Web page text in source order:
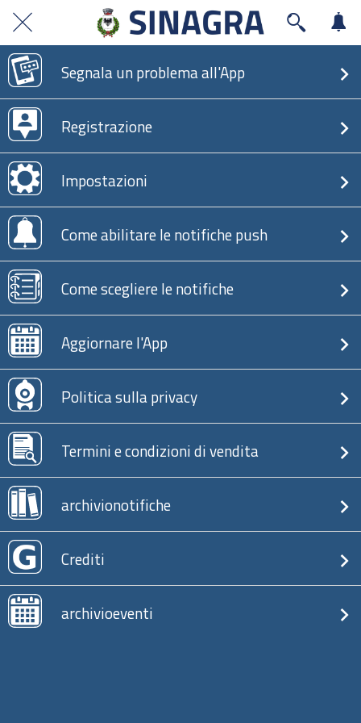
Segnala un problema all'App
Registrazione
Impostazioni
Come abilitare le notifiche push
Come scegliere le notifiche
Aggiornare l'App
Politica sulla privacy
Termini e condizioni di vendita
archivionotifiche
Crediti
archivioeventi